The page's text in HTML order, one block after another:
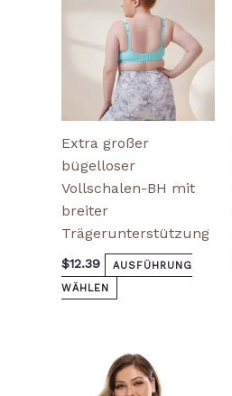
Extra großer
bügelloser
Vollschalen-BH mit
breiter
Trägerunterstützung
$12.39
AUSFÜHRUNG
WÄHLEN
können
auf
der
Produktseite
gewählt
werden
Dieses
Produkt